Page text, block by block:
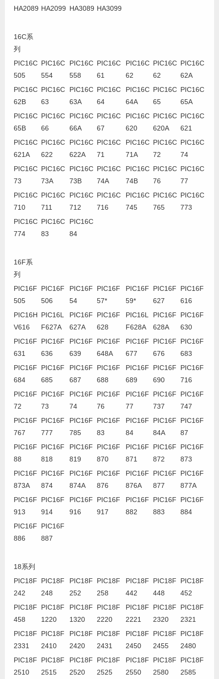
HA2089 HA2099 HA3089 HA3099
16C系
列
PIC16C
505
PIC16C
554
PIC16C
558
PIC16C
61
PIC16C
62
PIC16C
62
PIC16C
62A
PIC16C
62B
PIC16C
63
PIC16C
63A
PIC16C
64
PIC16C
64A
PIC16C
65
PIC16C
65A
PIC16C
65B
PIC16C
66
PIC16C
66A
PIC16C
67
PIC16C
620
PIC16C
620A
PIC16C
621
PIC16C
621A
PIC16C
622
PIC16C
622A
PIC16C
71
PIC16C
71A
PIC16C
72
PIC16C
74
PIC16C
73
PIC16C
73A
PIC16C
73B
PIC16C
74A
PIC16C
74B
PIC16C
76
PIC16C
77
PIC16C
710
PIC16C
711
PIC16C
712
PIC16C
716
PIC16C
745
PIC16C
765
PIC16C
773
PIC16C
774
PIC16C
83
PIC16C
84
16F系
列
PIC16F
505
PIC16F
506
PIC16F
54
PIC16F
57*
PIC16F
59*
PIC16F
627
PIC16F
616
PIC16H
V616
PIC16L
F627A
PIC16F
627A
PIC16F
628
PIC16L
F628A
PIC16F
628A
PIC16F
630
PIC16F
631
PIC16F
636
PIC16F
639
PIC16F
648A
PIC16F
677
PIC16F
676
PIC16F
683
PIC16F
684
PIC16F
685
PIC16F
687
PIC16F
688
PIC16F
689
PIC16F
690
PIC16F
716
PIC16F
72
PIC16F
73
PIC16F
74
PIC16F
76
PIC16F
77
PIC16F
737
PIC16F
747
PIC16F
767
PIC16F
777
PIC16F
785
PIC16F
83
PIC16F
84
PIC16F
84A
PIC16F
87
PIC16F
88
PIC16F
818
PIC16F
819
PIC16F
870
PIC16F
871
PIC16F
872
PIC16F
873
PIC16F
873A
PIC16F
874
PIC16F
874A
PIC16F
876
PIC16F
876A
PIC16F
877
PIC16F
877A
PIC16F
913
PIC16F
914
PIC16F
916
PIC16F
917
PIC16F
882
PIC16F
883
PIC16F
884
PIC16F
886
PIC16F
887
18系列
PIC18F
242
PIC18F
248
PIC18F
252
PIC18F
258
PIC18F
442
PIC18F
448
PIC18F
452
PIC18F
458
PIC18F
1220
PIC18F
1320
PIC18F
2220
PIC18F
2221
PIC18F
2320
PIC18F
2321
PIC18F
2331
PIC18F
2410
PIC18F
2420
PIC18F
2431
PIC18F
2450
PIC18F
2455
PIC18F
2480
PIC18F
2510
PIC18F
2515
PIC18F
2520
PIC18F
2525
PIC18F
2550
PIC18F
2580
PIC18F
2585